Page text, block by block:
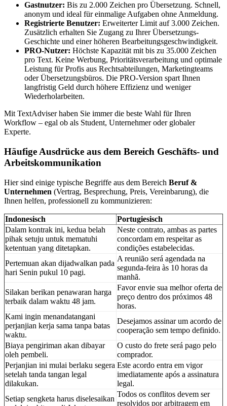
Gastnutzer: Bis zu 2.000 Zeichen pro Übersetzung. Schnell,
anonym und ideal für einmalige Aufgaben ohne Anmeldung.
Registrierte Benutzer: Erweiterter Limit auf 3.000 Zeichen.
Zusätzlich erhalten Sie Zugang zu Ihrer Übersetzungs-
Geschichte und einer höheren Bearbeitungsgeschwindigkeit.
PRO-Nutzer: Höchste Kapazität mit bis zu 35.000 Zeichen
pro Text. Keine Werbung, Prioritätsverarbeitung und optimale
Leistung für Profis aus Rechtsabteilungen, Marketingteams
oder Übersetzungsbüros. Die PRO-Version spart Ihnen
langfristig Geld durch höhere Effizienz und weniger
Wiederholarbeiten.
Mit TextAdviser haben Sie immer die beste Wahl für Ihren
Workflow – egal ob als Student, Unternehmer oder globaler
Experte.
Häufige Ausdrücke aus dem Bereich Geschäfts- und
Arbeitskommunikation
Hier sind einige typische Begriffe aus dem Bereich Beruf &
Unternehmen (Vertrag, Besprechung, Preis, Vereinbarung), die
Ihnen helfen, professionell zu kommunizieren:
Indonesisch
Portugiesisch
Dalam kontrak ini, kedua belah
pihak setuju untuk mematuhi
ketentuan yang ditetapkan.
Neste contrato, ambas as partes
concordam em respeitar as
condições estabelecidas.
Pertemuan akan dijadwalkan pada
hari Senin pukul 10 pagi.
A reunião será agendada na
segunda-feira às 10 horas da
manhã.
Silakan berikan penawaran harga
terbaik dalam waktu 48 jam.
Favor envie sua melhor oferta de
preço dentro dos próximos 48
horas.
Kami ingin menandatangani
perjanjian kerja sama tanpa batas
waktu.
Desejamos assinar um acordo de
cooperação sem tempo definido.
Biaya pengiriman akan dibayar
oleh pembeli.
O custo do frete será pago pelo
comprador.
Perjanjian ini mulai berlaku segera
setelah tanda tangan legal
dilakukan.
Este acordo entra em vigor
imediatamente após a assinatura
legal.
Setiap sengketa harus diselesaikan
Todos os conflitos devem ser
resolvidos por arbitragem em